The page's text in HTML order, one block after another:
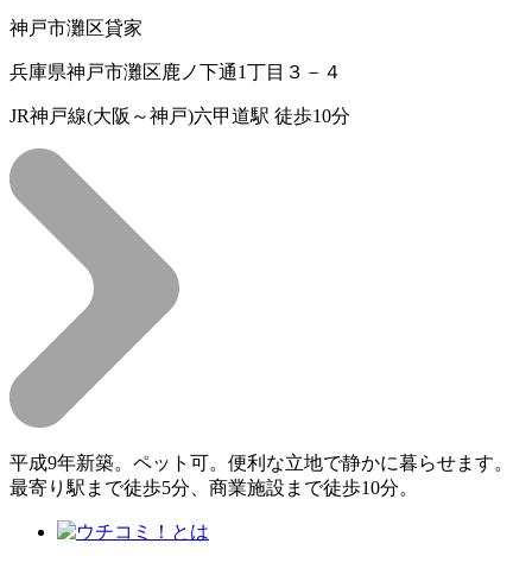
神戸市灘区貸家
兵庫県神戸市灘区鹿ノ下通1丁目３－４
JR神戸線(大阪～神戸)六甲道駅 徒歩10分
平成9年新築。ペット可。便利な立地で静かに暮らせます。
最寄り駅まで徒歩5分、商業施設まで徒歩10分。